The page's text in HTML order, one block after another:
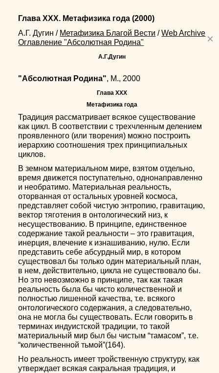
×
Глава XXX. Метафизика года (2000)
А.Г. Дугин / Метафизика Благой Вести / Web Archive
Оглавление "Абсолютная Родина"
А.Г.Дугин
"Абсолютная Родина", М., 2000
Глава XXX
Метафизика года
Традиция рассматривает всякое существование
как цикл. В соответствии с трехчленным делением
проявленного (или творения) можно построить
иерархию соотношения трех принципиальных
циклов.
В земном материальном мире, взятом отдельно,
время движется поступательно, однонаправленно
и необратимо. Материальная реальность,
оторванная от остальных уровней космоса,
представляет собой чистую энтропию, гравитацию,
вектор тяготения в онтологический низ, к
несуществованию. В принципе, единственное
содержание такой реальности – это гравитация,
инерция, влечение к изнашиванию, нулю. Если
представить себе абсурдный мир, в котором
существовал бы только один материальный план,
в нем, действительно, цикла не существовало бы.
Но это невозможно в принципе, так как такая
реальность была бы чисто количественной и
полностью лишенной качества, т.е. всякого
онтологического содержания, а следовательно,
она не могла бы существовать. Если говорить в
терминах индуистской традиции, то такой
материальный мир был бы чистым “тамасом”, т.е.
“количественной тьмой”(164).
Но реальность имеет тройственную структуру, как
утверждает всякая сакральная традиция, и